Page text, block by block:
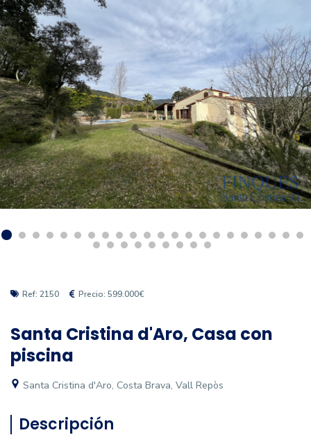
Ref: 2150 Precio: 599.000€
Santa Cristina d'Aro, Casa con
piscina
Santa Cristina d'Aro, Costa Brava, Vall Repòs
Descripción